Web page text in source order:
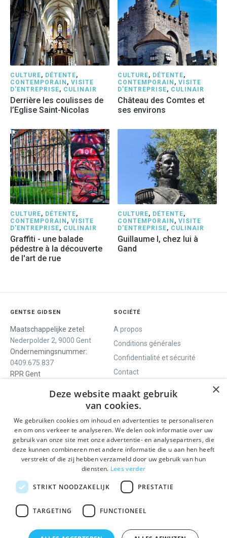
CULTURE, DÉTENTE,
CONTEMPORAIN , VISITE
D'ENTREPRISE, CULINAIR
Derrière les coulisses de
l’Eglise Saint-Nicolas
CULTURE, DÉTENTE,
CONTEMPORAIN , VISITE
D'ENTREPRISE, CULINAIR
Château des Comtes et
ses environs
CULTURE, DÉTENTE,
CONTEMPORAIN , VISITE
D'ENTREPRISE, CULINAIR
Graffiti - une balade
pédestre à la découverte
de l'art de rue
CULTURE, DÉTENTE,
CONTEMPORAIN , VISITE
D'ENTREPRISE, CULINAIR
Guillaume I, chez lui à
Gand
GENTSE GIDSEN
Maatschappelijke zetel:
Nederpolder 2, 9000 Gent
Ondernemingsnummer:
0409.675.837
RPR Gent
SOCIÉTÉ
A propos
Conditions générales
Confidentialité et sécurité
Contact
Visites guidées
Gand en un jour
Visite guidée du centre
Activités
SOCIALS
Facebook
Instagram
LinkedIn
RESTEZ INFORMÉ
Envoyer
×
Deze website maakt gebruik
van cookies.
We gebruiken cookies om inhoud en advertenties te personaliseren
en om ons verkeer te analyseren. We delen ook informatie over uw
gebruik van onze site met onze advertentie- en analysepartners, die
deze kunnen combineren met andere informatie die u aan hen heeft
verstrekt of die zij hebben verzameld door uw gebruik van hun
diensten. Lees verder
STRIKT NOODZAKELIJK PRESTATIE
TARGETING FUNCTIONEEL